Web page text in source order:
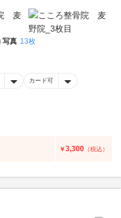
写真 13枚
カード可
￥3,300 （税込）